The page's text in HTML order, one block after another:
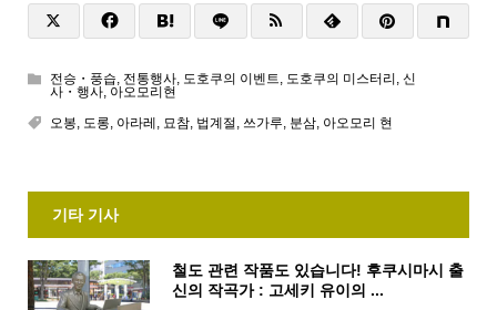
전승・풍습, 전통행사, 도호쿠의 이벤트, 도호쿠의 미스터리 , 신
사・행사, 아오모리현
오봉, 도롱, 아라레 , 묘참, 법계절 , 쓰가루, 분삼, 아오모리 현
기타 기사
철도 관련 작품도 있습니다! 후쿠시마시 출
신의 작곡가 : 고세키 유이의 ...